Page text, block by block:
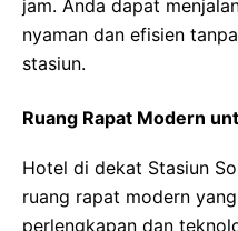
jam. Anda dapat
nyaman dan efisien
stasiun.
Ruang Rapat Modern
Hotel di dekat Stasiun
ruang rapat modern
perlengkapan dan